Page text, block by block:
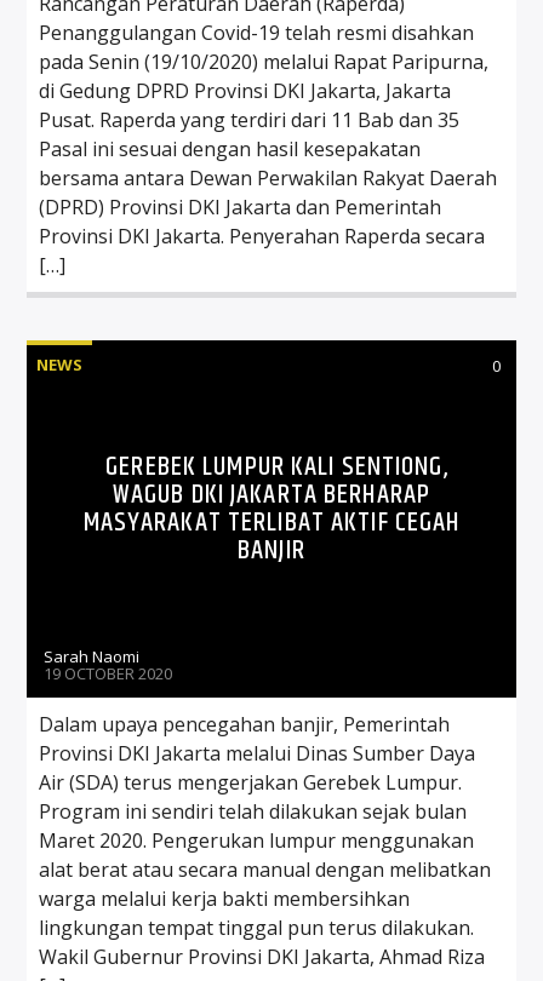
Penanggulangan Covid-19 telah resmi disahkan
pada Senin (19/10/2020) melalui Rapat Paripurna,
di Gedung DPRD Provinsi DKI Jakarta, Jakarta
Pusat. Raperda yang terdiri dari 11 Bab dan 35
Pasal ini sesuai dengan hasil kesepakatan
bersama antara Dewan Perwakilan Rakyat Daerah
(DPRD) Provinsi DKI Jakarta dan Pemerintah
Provinsi DKI Jakarta. Penyerahan Raperda secara
[…]
NEWS 0
GEREBEK LUMPUR KALI SENTIONG,
WAGUB DKI JAKARTA BERHARAP
MASYARAKAT TERLIBAT AKTIF CEGAH
BANJIR
Sarah Naomi
19 OCTOBER 2020
Dalam upaya pencegahan banjir, Pemerintah
Provinsi DKI Jakarta melalui Dinas Sumber Daya
Air (SDA) terus mengerjakan Gerebek Lumpur.
Program ini sendiri telah dilakukan sejak bulan
Maret 2020. Pengerukan lumpur menggunakan
alat berat atau secara manual dengan melibatkan
warga melalui kerja bakti membersihkan
lingkungan tempat tinggal pun terus dilakukan.
Wakil Gubernur Provinsi DKI Jakarta, Ahmad Riza